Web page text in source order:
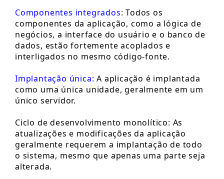
Componentes integrados: Todos os
componentes da aplicação, como a lógica de
negócios, a interface do usuário e o banco de
dados, estão fortemente acoplados e
interligados no mesmo código-fonte.
Implantação única: A aplicação é implantada
como uma única unidade, geralmente em um
único servidor.
Ciclo de desenvolvimento monolítico: As
atualizações e modificações da aplicação
geralmente requerem a implantação de todo
o sistema, mesmo que apenas uma parte seja
alterada.